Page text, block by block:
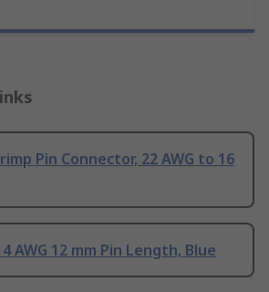
Pin Connector, 22 AWG to 16
AWG 12 mm Pin Length, Blue